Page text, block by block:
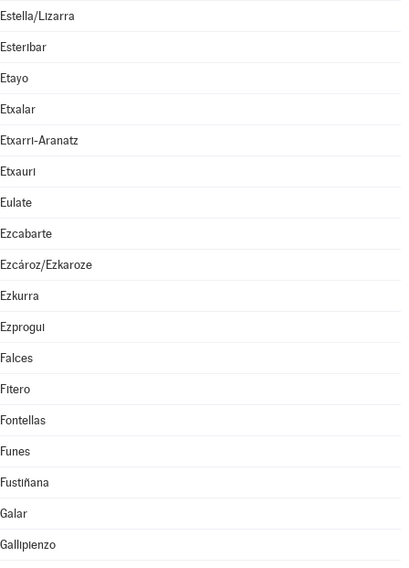
Estella/Lizarra
Esteribar
Etayo
Etxalar
Etxarri-Aranatz
Etxauri
Eulate
Ezcabarte
Ezcároz/Ezkaroze
Ezkurra
Ezprogui
Falces
Fitero
Fontellas
Funes
Fustiñana
Galar
Gallipienzo